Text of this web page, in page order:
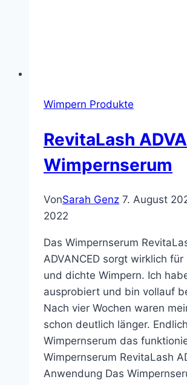
Wimpern Produkte
RevitaLash
Wimpernserum
VonSarah Genz 7. August
2022
Das Wimpernserum
ADVANCED sorgt wirklich
und dichte Wimpern. Ich
ausprobiert und bin vollauf
Nach vier Wochen waren
schon deutlich länger.
Wimpernserum das
Wimpernserum RevitaLash
Anwendung Das